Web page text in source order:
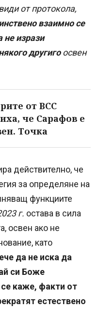
от протокола,
взаимно се
не изрази
другигоосвен
от ВСС
че Сарафов е
Точка
действително, че
за определяне на
функциите
г. остава в сила
освен ако не
като
да не иска да
си Боже
каже, факти от
естествено